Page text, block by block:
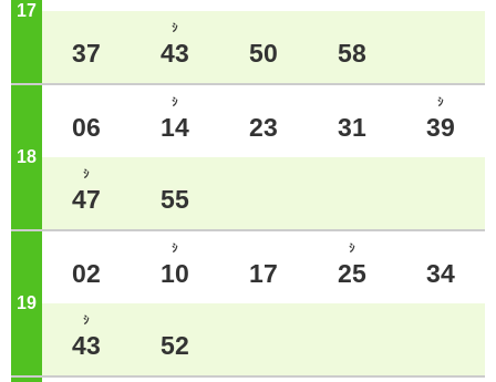
17 ジ
37
ｼ
43 50 58
18 ジ
06
ｼ
14 23 31
ｼ
39
ｼ
47 55
19 ジ
02
ｼ
10 17
ｼ
25 34
ｼ
43 52